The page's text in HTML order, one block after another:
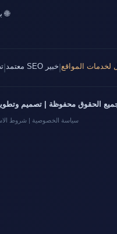
🌐
لخدمات المواقع خبير SEO معتمد
سياسة الخصوصية | شروط